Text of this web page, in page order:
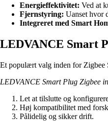
Energieffektivitet: Ved at
Fjernstyring: Uanset hvor
Integreret med Smart
LEDVANCE Smart
Et populært valg inden for Zigbee
LEDVANCE Smart Plug Zigbee
Let at tilslutte og
Høj kompatibilitet med
Pålidelig og sikker drift.